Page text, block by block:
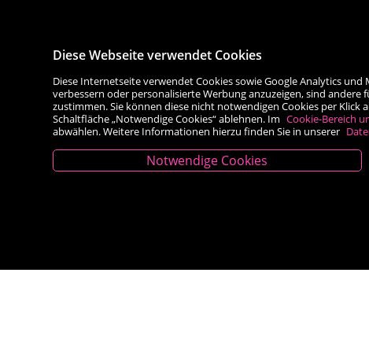
Diese Webseite verwendet Cookies
Diese Internetseite verwendet Cookies sowie Google Analytics
verbessern oder personalisierte Werbung anzuzeigen, sind
zustimmen. Sie können diese nicht notwendigen Cookies per Klick
Schaltfläche „Notwendige Cookies“ ablehnen. Im Cookie-Bereich
abwählen. Weitere Informationen hierzu finden Sie in unserer
Notwendige Cookies